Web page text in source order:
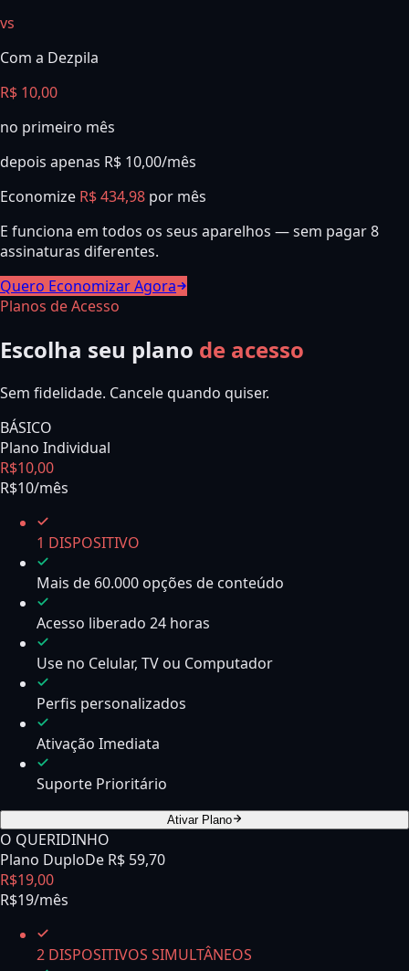
vs
Com a Dezpila
R$ 10,00
no primeiro mês
depois apenas R$ 10,00/mês
Economize R$ 434,98 por mês
E funciona em todos os seus aparelhos — sem pagar 8
assinaturas diferentes.
Quero Economizar Agora
Planos de Acesso
Escolha seu plano de acesso
Sem fidelidade. Cancele quando quiser.
BÁSICO
Plano Individual
R$10,00
R$10/mês
1 DISPOSITIVO
Mais de 60.000 opções de conteúdo
Acesso liberado 24 horas
Use no Celular, TV ou Computador
Perfis personalizados
Ativação Imediata
Suporte Prioritário
Ativar Plano
O QUERIDINHO
Plano DuploDe R$ 59,70
R$19,00
R$19/mês
2 DISPOSITIVOS SIMULTÂNEOS